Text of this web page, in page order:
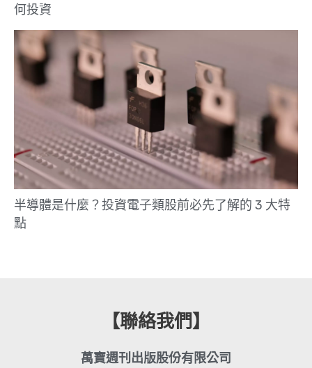
何投資
半導體是什麼？投資電子類股前必先了解的 3 大特
點
【聯絡我們】
萬寶週刊出版股份有限公司